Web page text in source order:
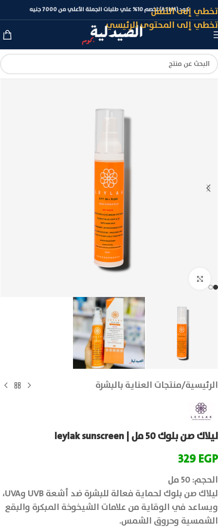
تخطي إلى التنقل
تخطي إلى المحتوى الرئيسي
كود (ASLM) لخصم 10% علي طلبات الجملة الأعلي من 7000 جنيه
الرئيسية/منتجات العناية بالبشرة
ليلاك صن بلوك 50 مل | leylak sunscreen
329EGP
الحجم: 50 مل
ليلاك صن بلوك لحماية فعالة للبشرة ضد أشعة UVB وUVA،
ويساعد في الوقاية من علامات الشيخوخة المبكرة والبقع
الشمسية وحروق الشمس.